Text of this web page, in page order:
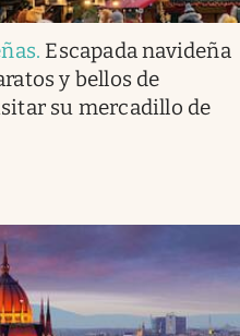
. Escapada navideña
y bellos de
su mercadillo de